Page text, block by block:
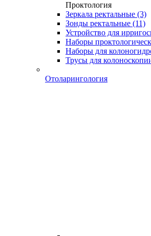
Проктология
Зеркала ректальные (3)
Зонды ректальные (11)
Устройство для
Наборы
Наборы для
Трусы для
Отоларингология